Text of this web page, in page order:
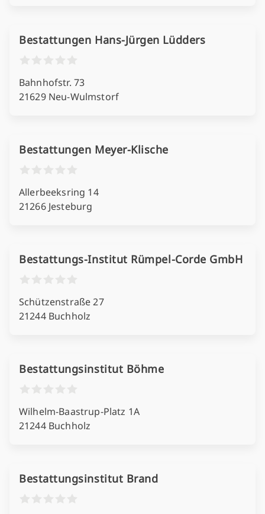
Bestattungen Hans-Jürgen Lüdders
Bahnhofstr. 73
21629 Neu-Wulmstorf
Bestattungen Meyer-Klische
Allerbeeksring 14
21266 Jesteburg
Bestattungs-Institut Rümpel-Corde GmbH
Schützenstraße 27
21244 Buchholz
Bestattungsinstitut Böhme
Wilhelm-Baastrup-Platz 1A
21244 Buchholz
Bestattungsinstitut Brand